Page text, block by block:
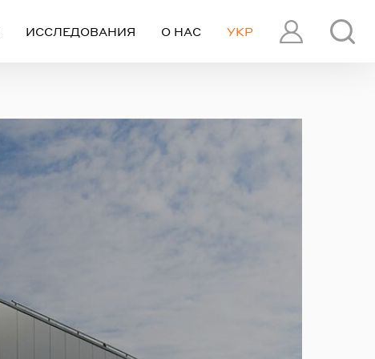
ПРОФИЛЬ
УКР
ИССЛЕДОВАНИЯ О НАС